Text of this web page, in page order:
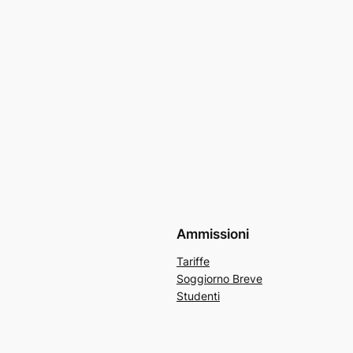
Ammissioni
Tariffe
Soggiorno Breve
Studenti